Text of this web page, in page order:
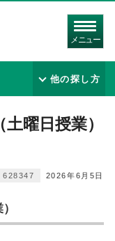
メニュー
他の探し方
曜日授業）
2026年6月5日
628347